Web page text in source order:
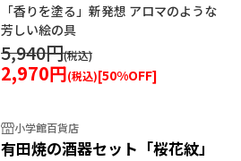
「香りを塗る」新発想 アロマのような
芳しい絵の具
5,940円
2,970円 [50%OFF]
小学館百貨店
有田焼の酒器セット「桜花紋」